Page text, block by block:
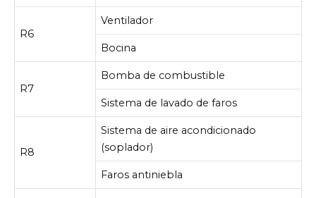
R6
Ventilador
Bocina
R7
Bomba de combustible
Sistema de lavado de faros
R8
Sistema de aire acondicionado
(soplador)
Faros antiniebla